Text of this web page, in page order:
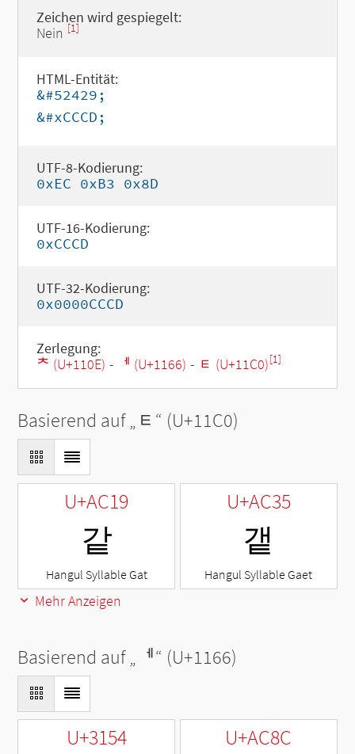
Zeichen wird gespiegelt:
Nein [1]
HTML-Entität:
&#52429;
&#xCCCD;
UTF-8-Kodierung:
0xEC 0xB3 0x8D
UTF-16-Kodierung:
0xCCCD
UTF-32-Kodierung:
0x0000CCCD
Zerlegung:
ᄎ (U+110E) - ᅦ (U+1166) - ᇀ (U+11C0)[1]
Basierend auf „ ᇀ “ (U+11C0)
U+AC19
같
Hangul Syllable Gat
U+AC35
갵
Hangul Syllable Gaet
Mehr Anzeigen
Basierend auf „ ᅦ“ (U+1166)
U+3154 U+AC8C